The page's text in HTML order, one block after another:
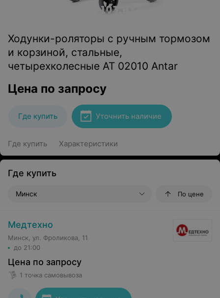
Ходунки-роляторы с ручным тормозом
и корзиной, стальные,
четырехколесные АТ 02010 Antar
Цена по запросу
Где купить Уточнить наличие
Где купить Характеристики
Где купить
Минск По цене
Медтехно
Минск, ул. Фроликова, 11
до 21:00
Цена по запросу
1 точка самовывоза